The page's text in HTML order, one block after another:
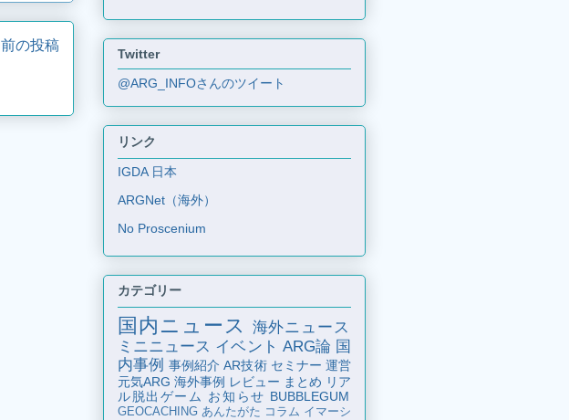
前の投稿
Twitter
@ARG_INFOさんのツイート
リンク
IGDA 日本
ARGNet（海外）
No Proscenium
カテゴリー
国内ニュース
海外ニュース
ミニニュース イベント ARG論 国
内事例 事例紹介 AR技術 セミナー 運営
元気ARG 海外事例 レビュー まとめ リア
ル脱出ゲーム
お知らせ BUBBLEGUM
GEOCACHING あんたがた コラム イマーシ